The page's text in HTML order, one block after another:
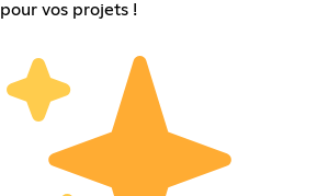
pour vos projets !